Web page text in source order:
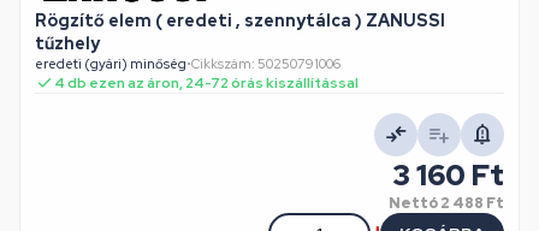
Rögzítő elem ( eredeti , szennytálca ) ZANUSSI
tűzhely
eredeti (gyári) minőség•Cikkszám: 50250791006
4 db ezen az áron, 24-72 órás kiszállítással
3 160 Ft
Nettó2 488 Ft